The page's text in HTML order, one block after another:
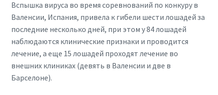
Вспышка вируса во время соревнований по конкуру в
Валенсии, Испания, привела к гибели шести лошадей за
последние несколько дней, при этом у 84 лошадей
наблюдаются клинические признаки и проводится
лечение, а еще 15 лошадей проходят лечение во
внешних клиниках (девять в Валенсии и две в
Барселоне).